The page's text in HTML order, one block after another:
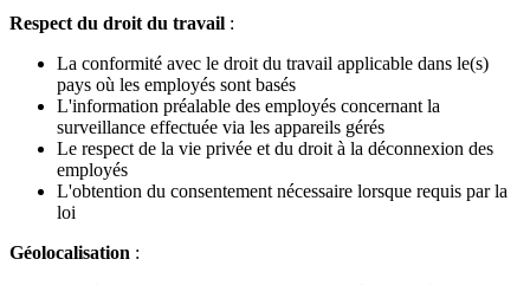
Respect du droit du travail :
La conformité avec le droit du travail applicable dans le(s)
pays où les employés sont basés
L'information préalable des employés concernant la
surveillance effectuée via les appareils gérés
Le respect de la vie privée et du droit à la déconnexion des
employés
L'obtention du consentement nécessaire lorsque requis par la
loi
Géolocalisation :